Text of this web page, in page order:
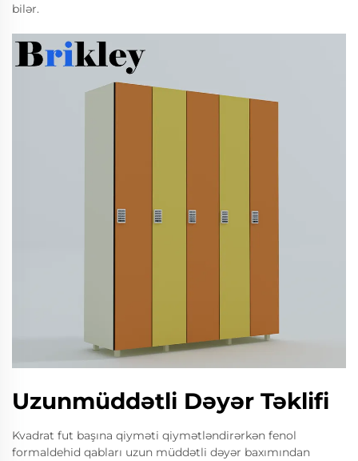
bilər.
Uzunmüddətli Dəyər Təklifi
Kvadrat fut başına qiyməti qiymətləndirərkən fenol
formaldehid qabları uzun müddətli dəyər baxımından